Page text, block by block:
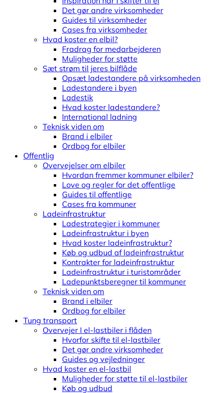
Det gør andre virksomheder
Guides til virksomheder
Cases fra virksomheder
Hvad koster en elbil?
Fradrag for medarbejderen
Muligheder for støtte
Sæt strøm til jeres bilflåde
Opsæt ladestandere på virksomheden
Ladestandere i byen
Ladestik
Hvad koster ladestandere?
International ladning
Teknisk viden om
Brand i elbiler
Ordbog for elbiler
Offentlig
Overvejelser om elbiler
Hvordan fremmer kommuner elbiler?
Love og regler for det offentlige
Guides til offentlige
Cases fra kommuner
Ladeinfrastruktur
Ladestrategier i kommuner
Ladeinfrastruktur i byen
Hvad koster ladeinfrastruktur?
Køb og udbud af ladeinfrastruktur
Kontrakter for ladeinfrastruktur
Ladeinfrastruktur i turistområder
Ladepunktsberegner til kommuner
Teknisk viden om
Brand i elbiler
Ordbog for elbiler
Tung transport
Overvejer I el-lastbiler i flåden
Hvorfor skifte til el-lastbiler
Det gør andre virksomheder
Guides og vejledninger
Hvad koster en el-lastbil
Muligheder for støtte til el-lastbiler
Køb og udbud